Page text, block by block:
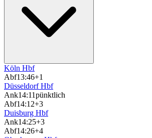
Köln Hbf
Abf13:46+1
Düsseldorf Hbf
Ank14:11pünktlich
Abf14:12+3
Duisburg Hbf
Ank14:25+3
Abf14:26+4